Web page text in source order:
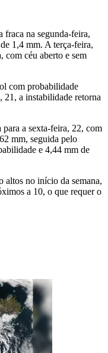
fraca na segunda-feira,
1,4 mm. A terça-feira,
com céu aberto e sem
com probabilidade
a instabilidade retorna
a sexta-feira, 22, com
mm, seguida pelo
e 4,44 mm de
altos no início da semana,
a 10, o que requer o